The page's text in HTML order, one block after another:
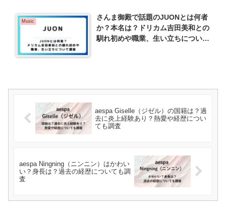
Music
さんま御殿で話題のJUONとは何者
か？本名は？ドリカム吉田美和との
馴れ初めや職業、生い立ちについて
aespa Giselle（ジゼル）の国籍は？過
去に炎上経験あり？熱愛や経歴につい
ても調査
aespa Ningning（ニンニン）はかわい
い？身長は？過去の経歴についても調
査